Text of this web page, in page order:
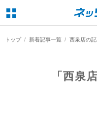
トップ 新着記事一覧 西泉店の
「西泉